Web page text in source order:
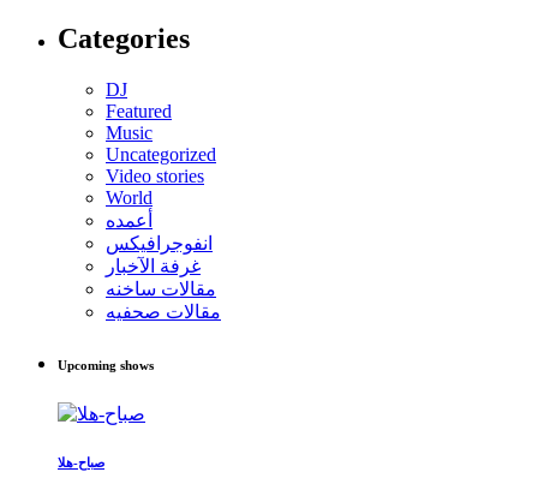
Categories
DJ
Featured
Music
Uncategorized
Video stories
World
أعمده
انفوجرافيكس
غرفة الآخبار
مقالات ساخنه
مقالات صحفيه
Upcoming shows
صباح-هلا